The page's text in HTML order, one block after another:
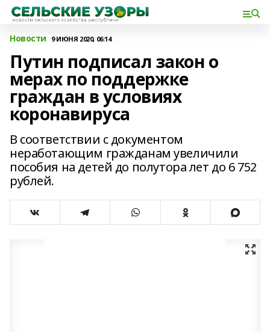
Новости 9 ИЮНЯ 2020, 06:14
Путин подписал закон о
мерах по поддержке
граждан в условиях
коронавируса
В соответствии с документом
неработающим гражданам увеличили
пособия на детей до полутора лет до 6 752
рублей.